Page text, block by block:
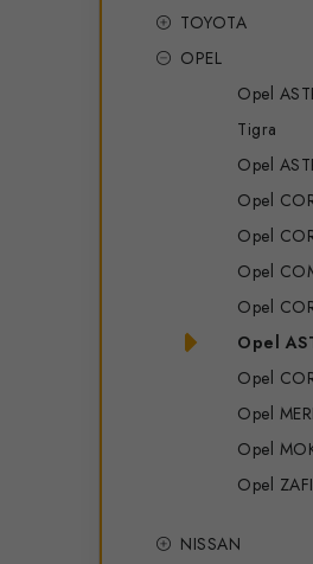
TOYOTA
OPEL
Opel
Tigra
Opel
Opel
Opel
Opel
Opel
Opel
Opel
Opel
Opel
Opel
NISSAN